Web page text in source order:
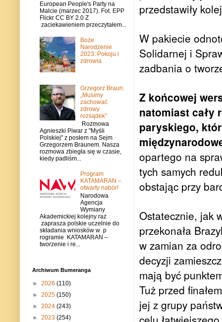
przedstawiły
W pakiecie
Solidarnej i
zadbania o
Z końcowej
natomiast cały
paryskiego,
opartego na
tych samych
obstając przy
Ostatecznie, jak
przekonała
w zamian za
decyzji
mają być
Tuż przed
jej z grupy
European People's Party na
Malcie (marzec 2017). Fot. EPP
Flickr CC BY 2.0 Z
zaciekawieniem przeczytałem...
Boże
Narodzenie
2023: Pokoju i
zdrowia
Grzegorz Braun:
„Musimy
zachować
zdrowy
rozsądek”
Rozmowa
Agnieszki Piwar z "Myśli
Polskiej" z posłem na Sejm
Grzegorzem Braunem. Nasza
rozmowa zbiegła się w czasie,
kiedy padliśm...
Program
KATAMARAN –
otwarty nabór!
Narodowa
Agencja
Wymiany
Akademickiej kolejny raz
zaprasza polskie uczelnie do
składania wniosków w p
rogramie KATAMARAN –
tworzenie i re...
Archiwum Bumeranga
► 2026 (110)
► 2025 (150)
► 2024 (243)
► 2023 (254)